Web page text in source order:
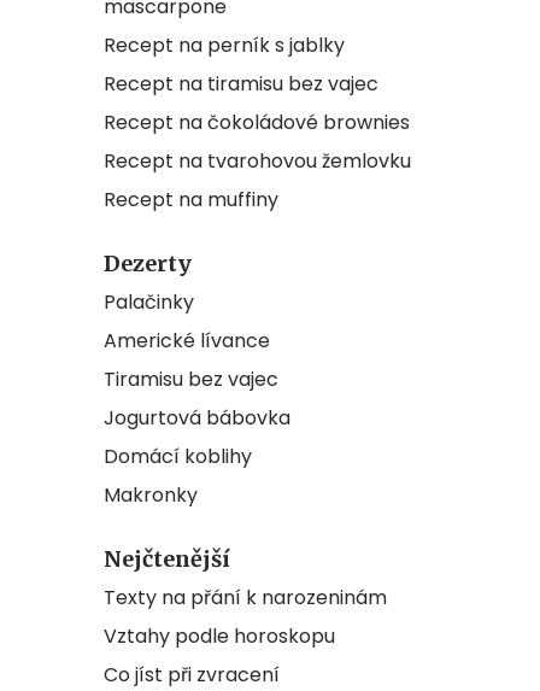
mascarpone
Recept na perník s jablky
Recept na tiramisu bez vajec
Recept na čokoládové brownies
Recept na tvarohovou žemlovku
Recept na muffiny
Dezerty
Palačinky
Americké lívance
Tiramisu bez vajec
Jogurtová bábovka
Domácí koblihy
Makronky
Nejčtenější
Texty na přání k narozeninám
Vztahy podle horoskopu
Co jíst při zvracení